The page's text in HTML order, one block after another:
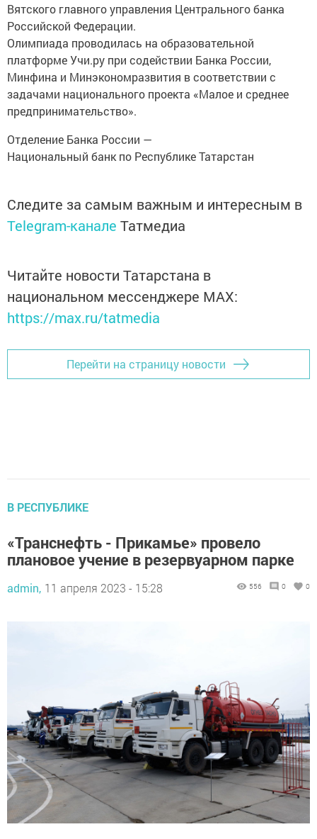
Вятского главного управления Центрального банка
Российской Федерации.
Олимпиада проводилась на образовательной
платформе Учи.ру при содействии Банка России,
Минфина и Минэкономразвития в соответствии с
задачами национального проекта «Малое и среднее
предпринимательство».
Отделение Банка России —
Национальный банк по Республике Татарстан
Следите за самым важным и интересным в
Telegram-канале Татмедиа
Читайте новости Татарстана в
национальном мессенджере MАХ:
https://max.ru/tatmedia
Перейти на страницу новости
В РЕСПУБЛИКЕ
«Транснефть - Прикамье» провело
плановое учение в резервуарном парке
admin, 11 апреля 2023 - 15:28 556 0 0